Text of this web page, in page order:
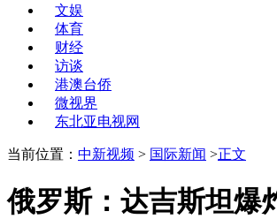
文娱
体育
财经
访谈
港澳台侨
微视界
东北亚电视网
当前位置： 中新视频 > 国际新闻 >正文
俄罗斯：达吉斯坦爆